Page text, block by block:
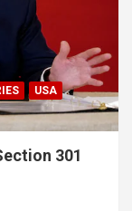
USA
301